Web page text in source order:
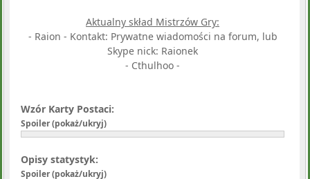
Aktualny skład Mistrzów Gry:
- Raion - Kontakt: Prywatne wiadomości na forum, lub
Skype nick: Raionek
- Cthulhoo -
Wzór Karty Postaci:
Spoiler (pokaż/ukryj)
Opisy statystyk:
Spoiler (pokaż/ukryj)